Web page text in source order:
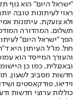
"ישראל היום" הוא גוף
ראוי לעיתונות טובה
ולא צועקת. עיתונות
הפך "ישראל היום"
חול. מו"ל העיתון היא
והעורך המייסד הוא
חדשות מסביב לשעון,
וידיאו, פודקאסטים
כוללות ערוצי חדשות